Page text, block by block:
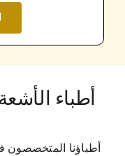
أطباء
أطباؤنا